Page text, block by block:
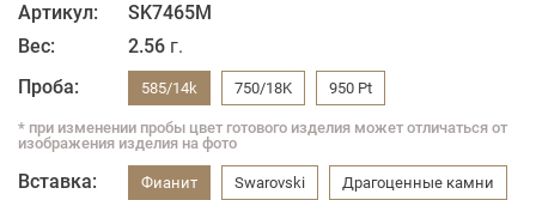
Артикул:
SK7465M
Вес:
2.56 г.
Проба:
585/14k 750/18K 950 Pt
* при изменении пробы цвет готового изделия может отличаться от
изображения изделия на фото
Вставка: Фианит Swarovski Драгоценные камни